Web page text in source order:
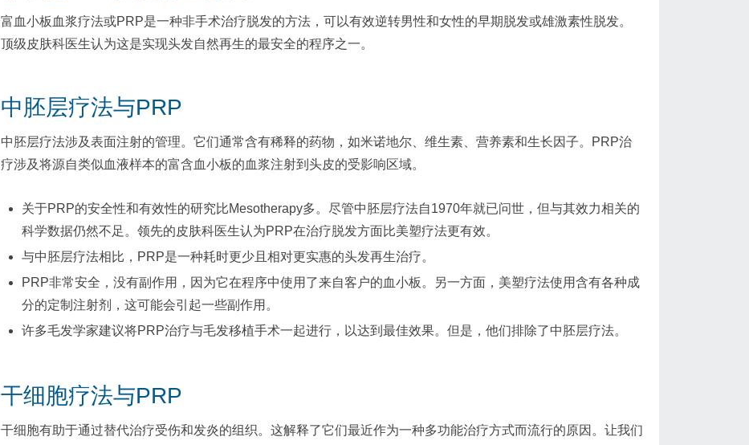
富血小板血浆疗法或PRP是一种非手术治疗脱发的方法，可以有效逆转男性和女性的早期脱发或雄激素性脱发。
顶级皮肤科医生认为这是实现头发自然再生的最安全的程序之一。
中胚层疗法与PRP
中胚层疗法涉及表面注射的管理。它们通常含有稀释的药物，如米诺地尔、维生素、营养素和生长因子。PRP治
疗涉及将源自类似血液样本的富含血小板的血浆注射到头皮的受影响区域。
关于PRP的安全性和有效性的研究比Mesotherapy多。尽管中胚层疗法自1970年就已问世，但与其效力相关的
科学数据仍然不足。领先的皮肤科医生认为PRP在治疗脱发方面比美塑疗法更有效。
与中胚层疗法相比，PRP是一种耗时更少且相对更实惠的头发再生治疗。
PRP非常安全，没有副作用，因为它在程序中使用了来自客户的血小板。另一方面，美塑疗法使用含有各种成
分的定制注射剂，这可能会引起一些副作用。
许多毛发学家建议将PRP治疗与毛发移植手术一起进行，以达到最佳效果。但是，他们排除了中胚层疗法。
干细胞疗法与PRP
干细胞有助于通过替代治疗受伤和发炎的组织。这解释了它们最近作为一种多功能治疗方式而流行的原因。让我们